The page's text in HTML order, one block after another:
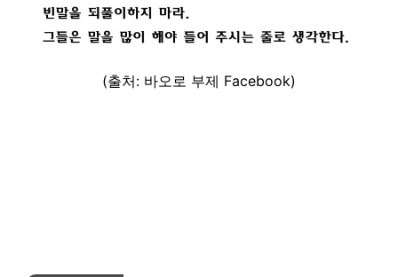
(출처: 바오로 부제 Facebook)